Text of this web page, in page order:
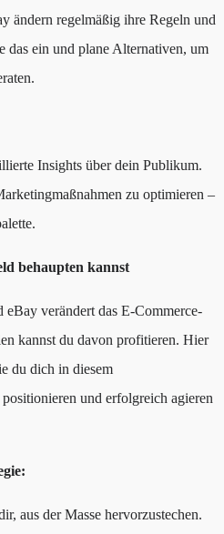
ändern regelmäßig ihre Regeln und
das ein und plane Alternativen, um
Insights über dein Publikum.
zu optimieren –
behaupten kannst
verändert das E-Commerce-
kannst du davon profitieren. Hier
du dich in diesem
und erfolgreich agieren
aus der Masse hervorzustechen.